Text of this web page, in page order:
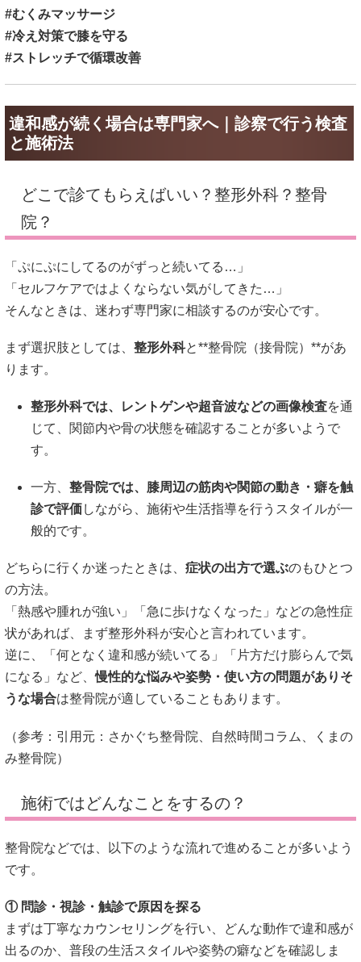
#むくみマッサージ
#冷え対策で膝を守る
#ストレッチで循環改善
違和感が続く場合は専門家へ｜診察で行う検査
と施術法
どこで診てもらえばいい？整形外科？整骨
院？
「ぷにぷにしてるのがずっと続いてる…」
「セルフケアではよくならない気がしてきた…」
そんなときは、迷わず専門家に相談するのが安心です。
まず選択肢としては、 整形外科と**整骨院（接骨院）**があ
ります。
整形外科では、レントゲンや超音波などの画像検査を通
じて、関節内や骨の状態を確認することが多いようで
す。
一方、 整骨院では、膝周辺の筋肉や関節の動き・癖を触
診で評価しながら、施術や生活指導を行うスタイルが一
般的です。
どちらに行くか迷ったときは、 症状の出方で選ぶのもひとつ
の方法。
「熱感や腫れが強い」「急に歩けなくなった」などの急性症
状があれば、まず整形外科が安心と言われています。
逆に、「何となく違和感が続いてる」「片方だけ膨らんで気
になる」など、慢性的な悩みや姿勢・使い方の問題がありそ
うな場合は整骨院が適していることもあります。
（参考：引用元： さかぐち整骨院 自然時間コラム
くまの
み整骨院）
施術ではどんなことをするの？
整骨院などでは、以下のような流れで進めることが多いよう
です。
① 問診・視診・触診で原因を探る
まずは丁寧なカウンセリングを行い、どんな動作で違和感が
出るのか、普段の生活スタイルや姿勢の癖などを確認しま